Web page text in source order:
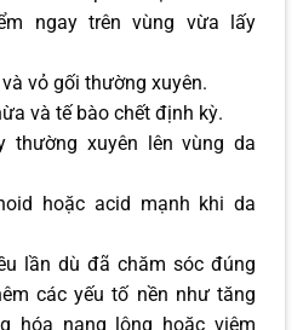
ngay trên vùng vừa lấy
vỏ gối thường xuyên.
và tế bào chết định kỳ.
thường xuyên lên vùng da
hoặc acid mạnh khi da
lần dù đã chăm sóc đúng
các yếu tố nền như tăng
hóa nang lông hoặc viêm